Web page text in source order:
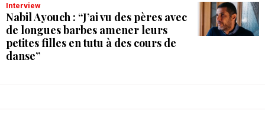
Interview
Nabil Ayouch : “J’ai vu des pères avec
de longues barbes amener leurs
petites filles en tutu à des cours de
danse”